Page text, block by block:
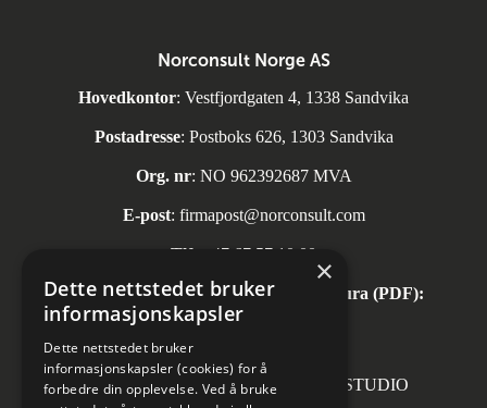
Norconsult Norge AS
Hovedkontor: Vestfjordgaten 4, 1338 Sandvika
Postadresse: Postboks 626, 1303 Sandvika
Org. nr: NO 962392687 MVA
E-post: firmapost@norconsult.com
Tlf: +47 67 57 10 00
Automatisk mottak av inngående faktura (PDF):
invoice.no@norconsult.com
Forsidefoto: RASMUS HJORTSHOJ STUDIO
×
Dette nettstedet bruker
informasjonskapsler
Dette nettstedet bruker
informasjonskapsler (cookies) for å
forbedre din opplevelse. Ved å bruke